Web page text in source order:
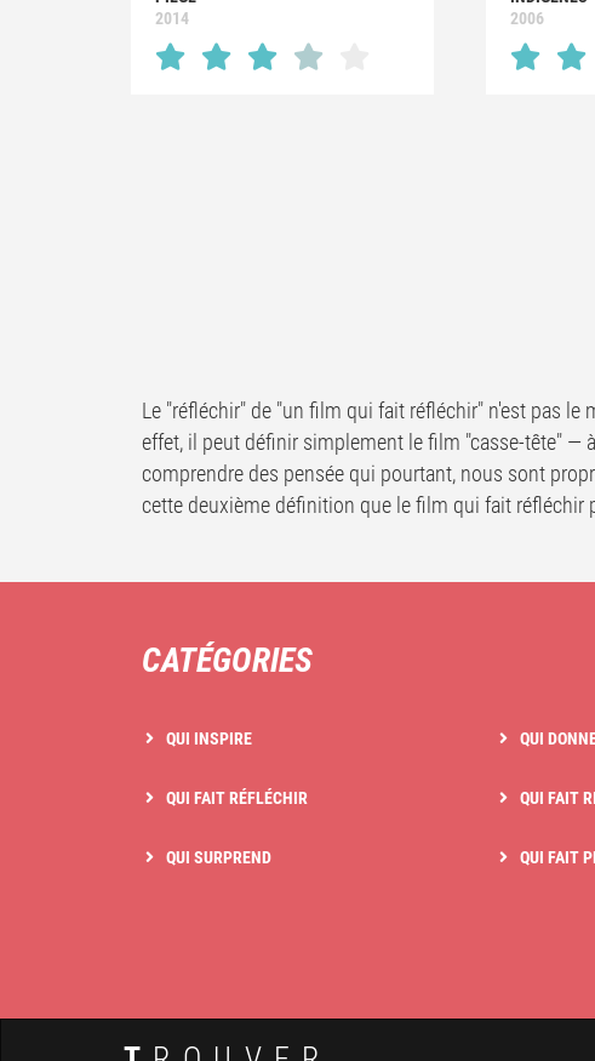
2014
2006
Le "réfléchir" de "un film qui fait réfléchir" n'est pas
effet, il peut définir simplement le film "casse-tête" —
comprendre des pensée qui pourtant, nous sont
cette deuxième définition que le film qui fait réfléchir
CATÉGORIES
QUI INSPIRE
QUI FAIT RÉFLÉCHIR
QUI SURPREND
QUI
QUI FAIT
QUI FAIT